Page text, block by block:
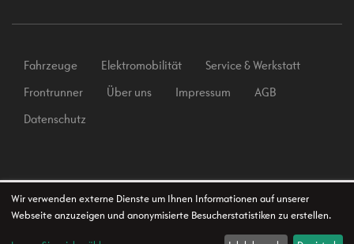
Fahrzeuge Elektromobilität
Service & Werkstatt
Frontrunner
Über uns Impressum
AGB
Datenschutz
Wir verwenden externe Dienste um Ihnen Informationen auf unserer
Webseite anzuzeigen und anonymisierte Besucherstatistiken zu erstellen.